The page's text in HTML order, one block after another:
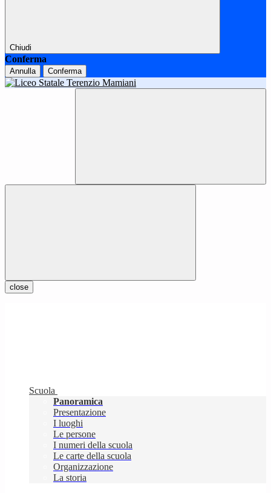
Chiudi
Conferma
Annulla Conferma
close
Scuola
Panoramica
Presentazione
I luoghi
Le persone
I numeri della scuola
Le carte della scuola
Organizzazione
La storia